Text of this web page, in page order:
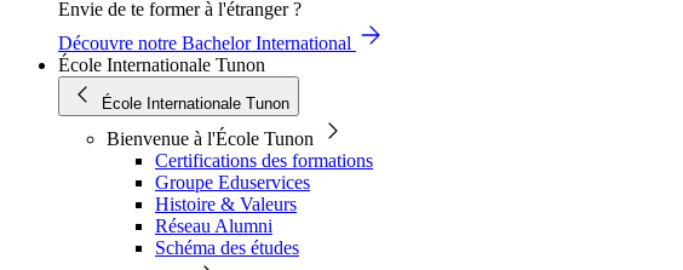
Envie de te former à l'étranger ?
Découvre notre Bachelor International
École Internationale Tunon
École Internationale Tunon
Bienvenue à l'École Tunon
Certifications des formations
Groupe Eduservices
Histoire & Valeurs
Réseau Alumni
Schéma des études